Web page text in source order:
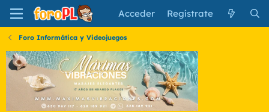
Acceder Regístrate
Foro Informática y Videojuegos